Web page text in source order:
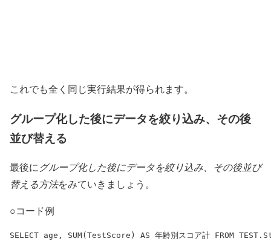
これでも全く同じ実行結果が得られます。
グループ化した後にデータを絞り込み、その後
並び替える
最後にグループ化した後にデータを絞り込み、その後並び
替える方法をみていきましょう。
○コード例
SELECT age, SUM(TestScore) AS 年齢別スコア計 FROM